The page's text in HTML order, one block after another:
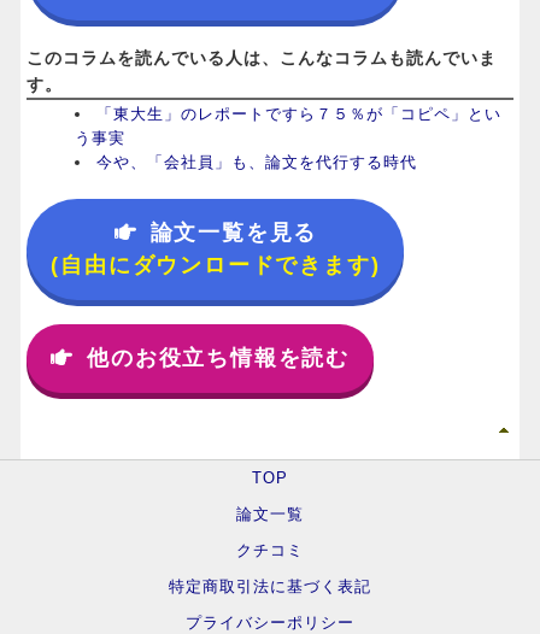
このコラムを読んでいる人は、こんなコラムも読んでいま
す。
「東大生」のレポートですら７５％が「コピペ」とい
う事実
今や、「会社員」も、論文を代行する時代
論文一覧を見る
(自由にダウンロードできます)
他のお役立ち情報を読む
TOP
論文一覧
クチコミ
特定商取引法に基づく表記
プライバシーポリシー